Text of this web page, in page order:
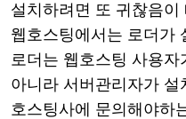
설치하려면 또 귀찮음
웹호스팅에서는 로더가
로더는 웹호스팅 사용자
아니라 서버관리자가 설
호스팅사에 문의해야하